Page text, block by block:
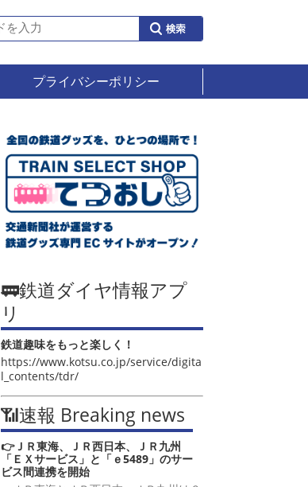
プライバシーポリシー
🚃鉄道ダイヤ情報アプ
リ
鉄道趣味をもっと楽しく！
https://www.kotsu.co.jp/service/digita
l_contents/tdr/
📶速報 Breaking news
👉ＪＲ東海、ＪＲ西日本、ＪＲ九州
「ＥＸサービス」と「ｅ5489」のサー
ビス間連携を開始